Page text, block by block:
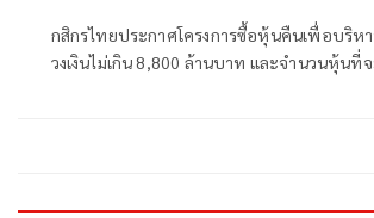
กสิกรไทยประกาศโครงการซื้อหุ้นคืนเพื่อบริหา
วงเงินไม่เกิน 8,800 ล้านบาท และจำนวนหุ้นที่